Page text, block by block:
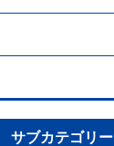
サブカテゴリー